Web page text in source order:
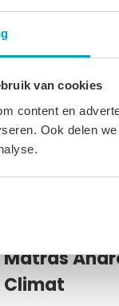
van cookies
content en
Ook delen
Matras
Climat